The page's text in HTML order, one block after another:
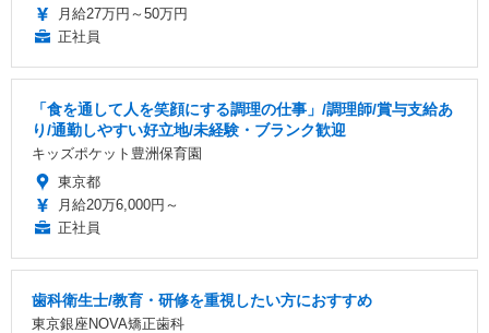
月給27万円～50万円
正社員
「食を通して人を笑顔にする調理の仕事」/調理師/賞与支給あ
り/通勤しやすい好立地/未経験・ブランク歓迎
キッズポケット豊洲保育園
東京都
月給20万6,000円～
正社員
歯科衛生士/教育・研修を重視したい方におすすめ
東京銀座NOVA矯正歯科